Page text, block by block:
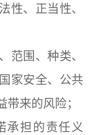
性、正当性、
围、种类、
家安全、公共
来的风险；
担的责任义